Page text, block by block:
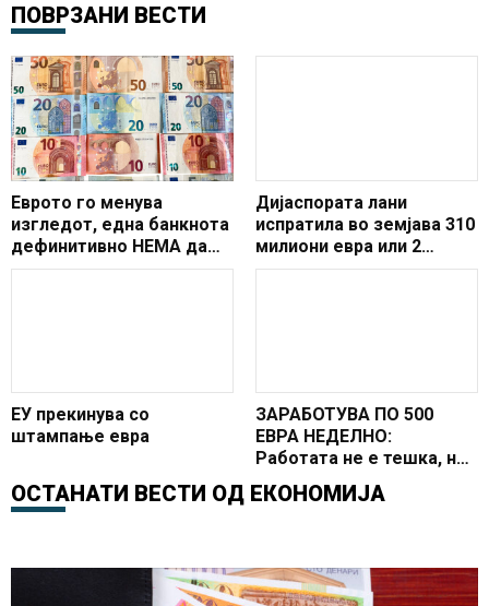
ПОВРЗАНИ ВЕСТИ
Еврото го менува
изгледот, една банкнота
дефинитивно НЕМА да
постои
Дијаспората лани
испратила во земјава 310
милиони евра или 2
проценти од БДП
ЕУ прекинува со
штампање евра
ЗАРАБОТУВА ПО 500
ЕВРА НЕДЕЛНО:
Работата не е тешка, но
е добро платена
ОСТАНАТИ ВЕСТИ ОД ЕКОНОМИЈА